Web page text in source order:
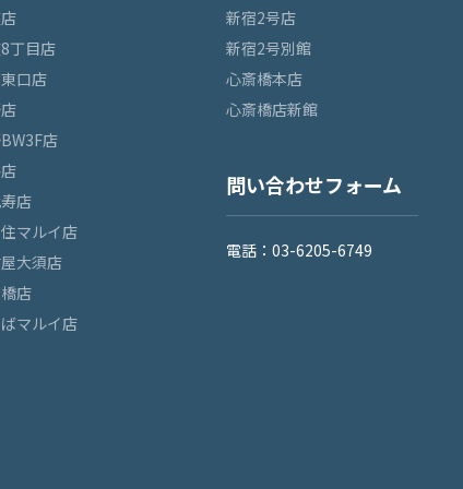
丁目店
口店
店
店
マルイ店
大須店
店
マルイ店
新宿2号店
新宿2号別館
心斎橋本店
心斎橋店新館
問い合わせフォーム
電話：03-6205-6749